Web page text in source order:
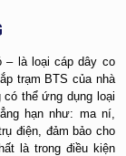
– là loại cáp dây co
trạm BTS của nhà
thể ứng dụng loại
hạn như: ma ní,
điện, đảm bảo cho
là trong điều kiện